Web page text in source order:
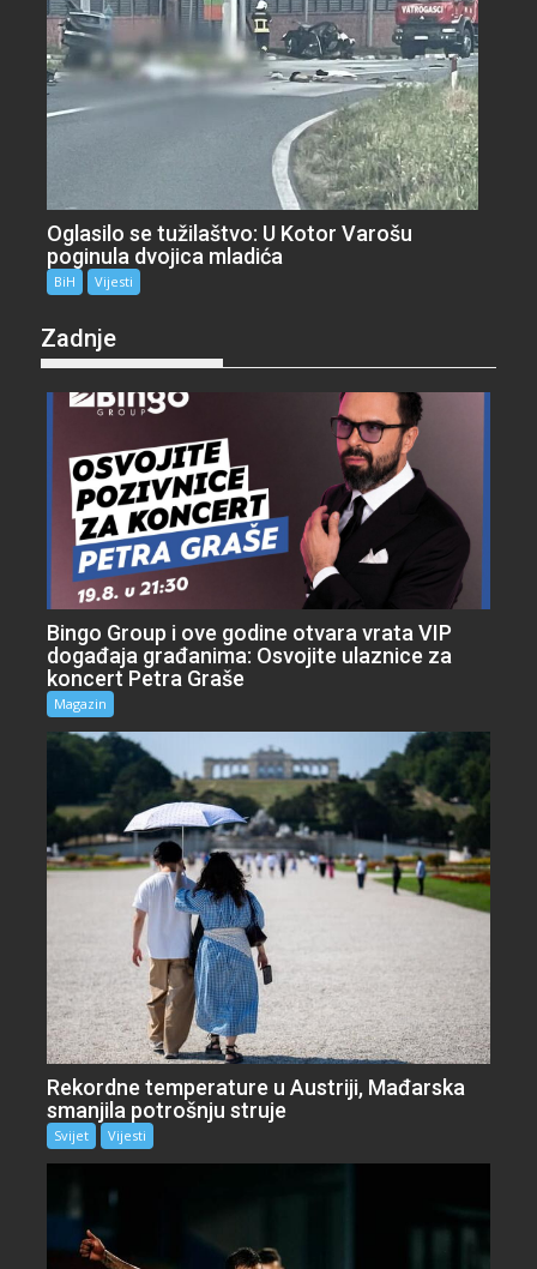
Oglasilo se tužilaštvo: U Kotor Varošu
poginula dvojica mladića
BiH Vijesti
Zadnje
Bingo Group i ove godine otvara vrata VIP
događaja građanima: Osvojite ulaznice za
koncert Petra Graše
Magazin
Rekordne temperature u Austriji, Mađarska
smanjila potrošnju struje
Svijet Vijesti